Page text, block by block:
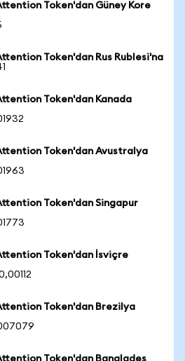
Token'dan Güney Kore
Token'dan Rus Rublesi'na
Token'dan Kanada
Token'dan Avustralya
Token'dan Singapur
Token'dan İsviçre
Token'dan Brezilya
Token'dan Bangladeş